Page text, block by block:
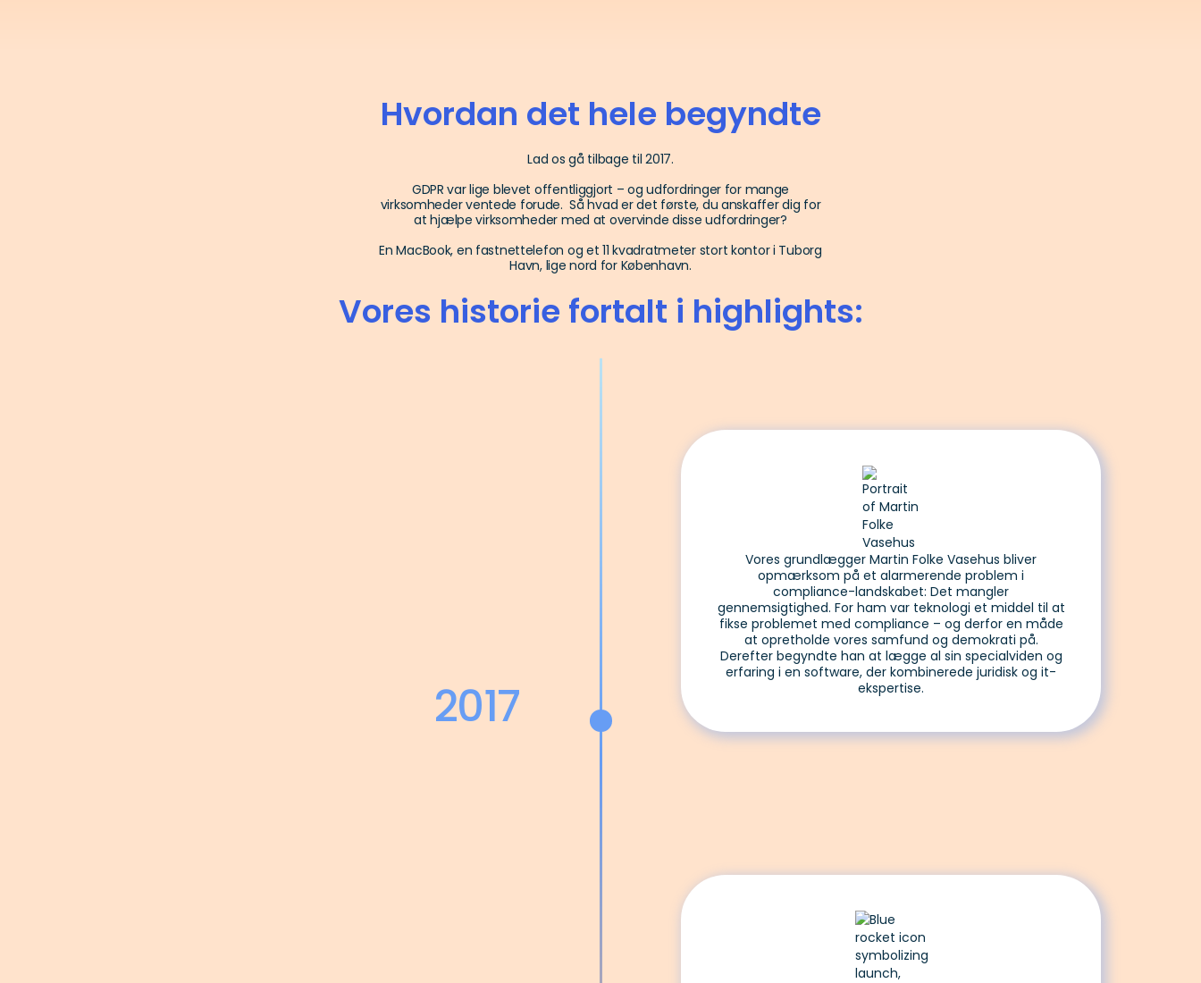
Hvordan det hele begyndte
Lad os gå tilbage til 2017.
GDPR var lige blevet offentliggjort – og udfordringer for mange
virksomheder ventede forude. Så hvad er det første, du anskaffer dig for
at hjælpe virksomheder med at overvinde disse udfordringer?
En MacBook, en fastnettelefon og et 11 kvadratmeter stort kontor i Tuborg
Havn, lige nord for København.
Vores historie fortalt i highlights:
2017
Vores grundlægger Martin Folke Vasehus bliver
opmærksom på et alarmerende problem i
compliance-landskabet: Det mangler
gennemsigtighed. For ham var teknologi et middel til at
fikse problemet med compliance – og derfor en måde
at opretholde vores samfund og demokrati på.
Derefter begyndte han at lægge al sin specialviden og
erfaring i en software, der kombinerede juridisk og it-
ekspertise.